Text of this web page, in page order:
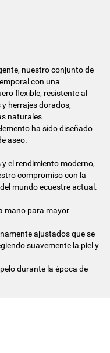
nuestro conjunto de
con una
flexible, resistente al
herrajes dorados,
naturales
ha sido diseñado
aseo.
el rendimiento moderno,
compromiso con la
mundo ecuestre actual.
mano para mayor
ajustados que se
suavemente la piel y
durante la época de